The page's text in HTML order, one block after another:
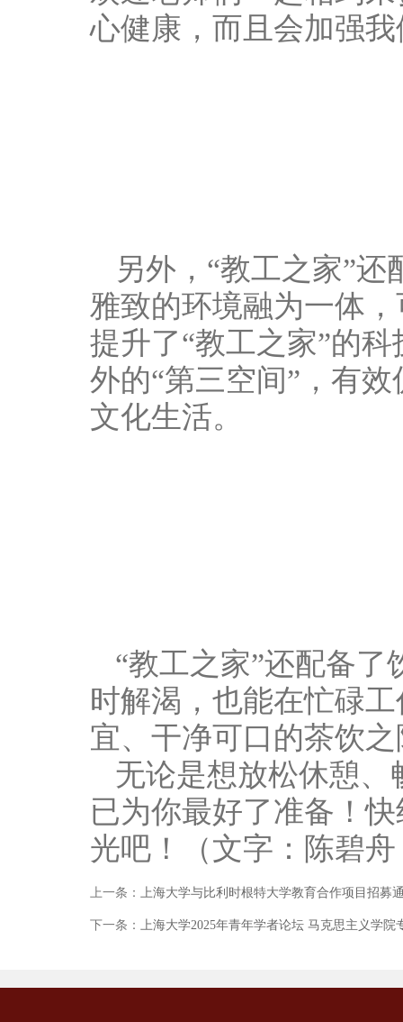
心健康，而且会加强
另外，“教工之家”
雅致的环境融为一体
提升了“教工之家”的
外的“第三空间”，有
文化生活。
“教工之家”还配备
时解渴，也能在忙碌
宜、干净可口的茶饮
无论是想放松休憩、
已为你最好了准备！
光吧！（文字：陈碧
上一条： 上海大学与比利时根特大学教育合作项目招募
下一条： 上海大学2025年青年学者论坛 马克思主义学院